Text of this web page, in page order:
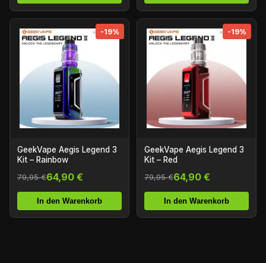
-19%
GeekVape Aegis Legend 3
Kit – Rainbow
79,95 €64,90 €
In den Warenkorb
-19%
GeekVape Aegis Legend 3
Kit – Red
79,95 €64,90 €
In den Warenkorb